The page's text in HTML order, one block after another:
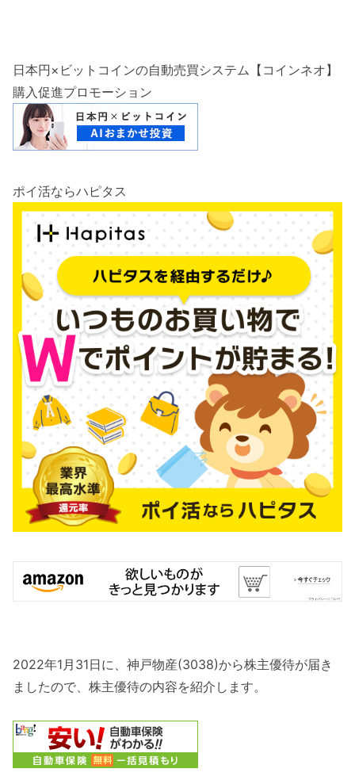
日本円×ビットコインの自動売買システム【コインネオ】
購入促進プロモーション
ポイ活ならハピタス
2022年1月31日に、神戸物産(3038)から株主優待が届き
ましたので、株主優待の内容を紹介します。